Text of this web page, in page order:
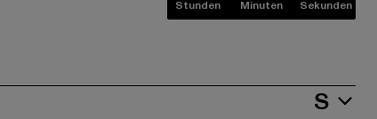
Stunden Minuten Sekunden
S